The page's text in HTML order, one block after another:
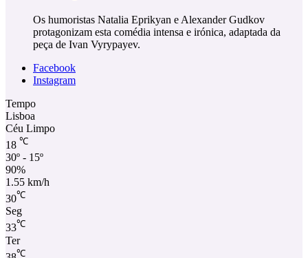
Os humoristas Natalia Eprikyan e Alexander Gudkov
protagonizam esta comédia intensa e irónica, adaptada da
peça de Ivan Vyrypayev.
Facebook
Instagram
Tempo
Lisboa
Céu Limpo
18 ℃
30º - 15º
90%
1.55 km/h
30℃
Seg
33℃
Ter
℃